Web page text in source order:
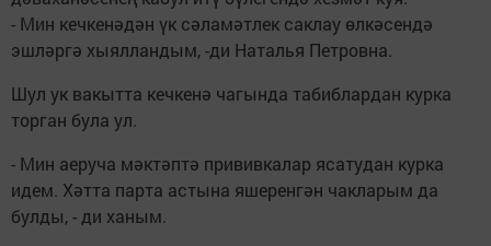
- Мин кечкенәдән үк сәламәтлек саклау өлкәсендә
эшләргә хыялландым, -ди Наталья Петровна.
Шул ук вакытта кечкенә чагында табиблардан курка
торган була ул.
- Мин аеруча мәктәптә прививкалар ясатудан курка
идем. Хәтта парта астына яшеренгән чакларым да
булды, - ди ханым.